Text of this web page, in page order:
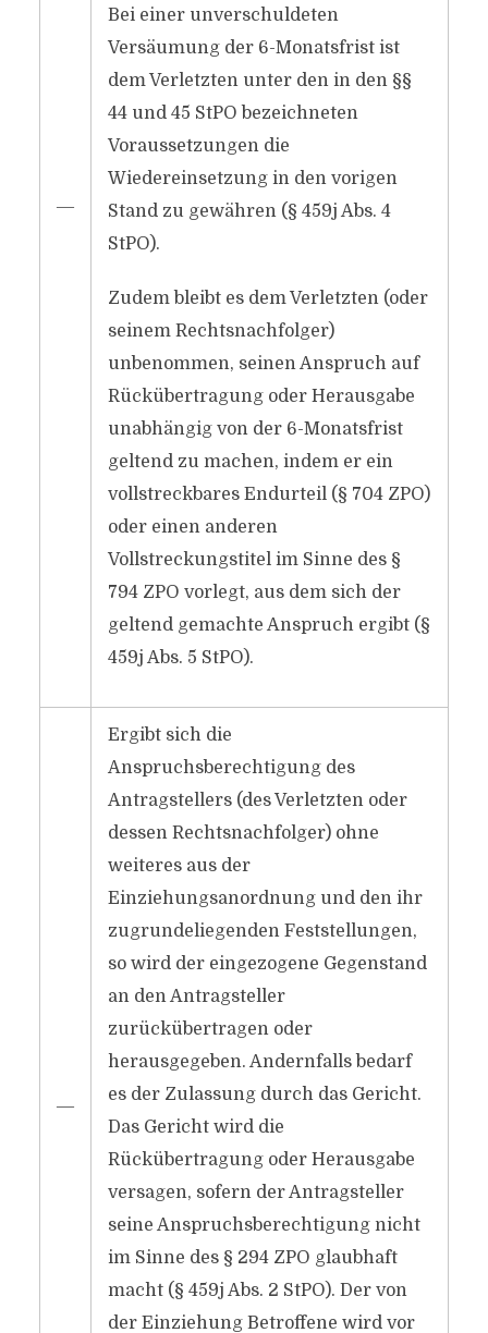
―
Bei einer unverschuldeten
Versäumung der 6-Monatsfrist ist
dem Verletzten unter den in den §§
44 und 45 StPO bezeichneten
Voraussetzungen die
Wiedereinsetzung in den vorigen
Stand zu gewähren (§ 459j Abs. 4
StPO).
Zudem bleibt es dem Verletzten (oder
seinem Rechtsnachfolger)
unbenommen, seinen Anspruch auf
Rückübertragung oder Herausgabe
unabhängig von der 6-Monatsfrist
geltend zu machen, indem er ein
vollstreckbares Endurteil (§ 704 ZPO)
oder einen anderen
Vollstreckungstitel im Sinne des §
794 ZPO vorlegt, aus dem sich der
geltend gemachte Anspruch ergibt (§
459j Abs. 5 StPO).
―
Ergibt sich die
Anspruchsberechtigung des
Antragstellers (des Verletzten oder
dessen Rechtsnachfolger) ohne
weiteres aus der
Einziehungsanordnung und den ihr
zugrundeliegenden Feststellungen,
so wird der eingezogene Gegenstand
an den Antragsteller
zurückübertragen oder
herausgegeben. Andernfalls bedarf
es der Zulassung durch das Gericht.
Das Gericht wird die
Rückübertragung oder Herausgabe
versagen, sofern der Antragsteller
seine Anspruchsberechtigung nicht
im Sinne des § 294 ZPO glaubhaft
macht (§ 459j Abs. 2 StPO). Der von
der Einziehung Betroffene wird vor